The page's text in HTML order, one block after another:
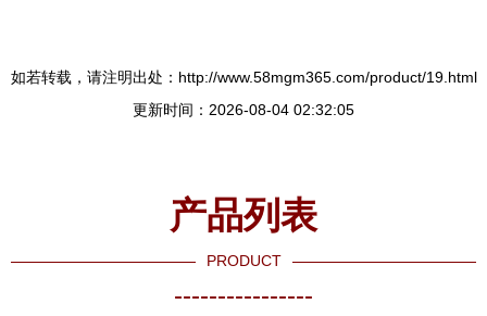
如若转载，请注明出处：http://www.58mgm365.com/product/19.html
更新时间：2026-08-04 02:32:05
产品列表
PRODUCT
----------------